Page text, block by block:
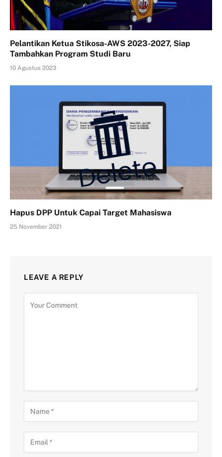
Pelantikan Ketua Stikosa-AWS 2023-2027, Siap
Tambahkan Program Studi Baru
10 Agustus 2023
Hapus DPP Untuk Capai Target Mahasiswa
25 November 2021
LEAVE A REPLY